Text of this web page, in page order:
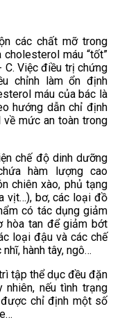
các chất mỡ trong
máu “tốt”
C. Việc điều trị chứng
chỉnh làm ổn định
máu của bác là
hướng dẫn chỉ định
mức an toàn trong
chế độ dinh dưỡng
hàm lượng cao
chiên xào, phủ tạng
vịt…), bơ, các loại đồ
có tác dụng giảm
hòa tan để giảm bớt
loại đậu và các chế
hành tây, ngô…
tập thể dục đều đặn
nếu tình trạng
chỉ định một số